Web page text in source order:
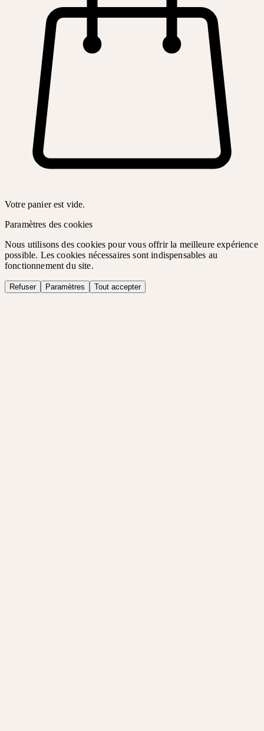
Votre panier est vide.
Paramètres des cookies
Nous utilisons des cookies pour vous offrir la meilleure expérience
possible. Les cookies nécessaires sont indispensables au
fonctionnement du site.
Refuser Paramètres Tout accepter